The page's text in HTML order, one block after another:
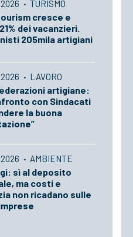
· TURISMO
cresce e
dei vacanzieri.
205mila artigiani
· LAVORO
artigiane:
con Sindacati
la buona
· AMBIENTE
sì al deposito
ma costi e
non ricadano sulle